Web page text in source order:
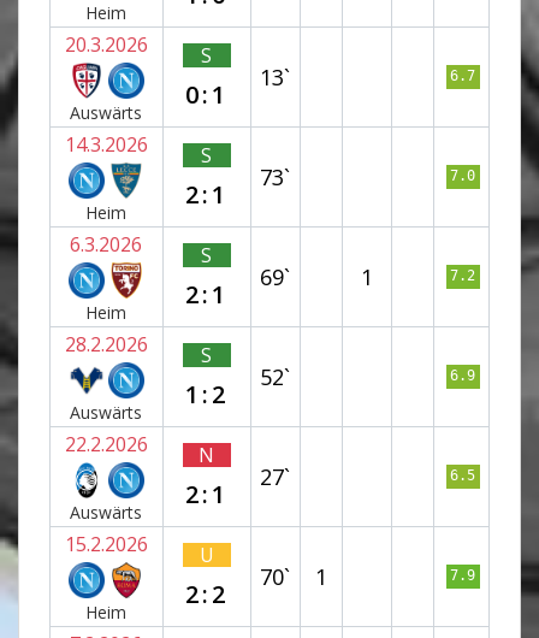
Heim
20.3.2026
Auswärts
S
0:1
13` 6.7
14.3.2026
Heim
S
2:1
73` 7.0
6.3.2026
Heim
S
2:1
69` 1 7.2
28.2.2026
Auswärts
S
1:2
52` 6.9
22.2.2026
Auswärts
N
2:1
27` 6.5
15.2.2026
Heim
U
2:2
70` 1 7.9